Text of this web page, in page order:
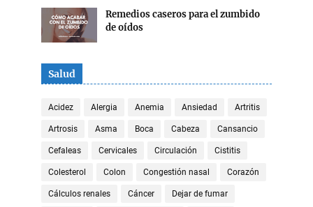
Remedios caseros para el zumbido
de oídos
Salud
Acidez Alergia Anemia Ansiedad Artritis
Artrosis Asma Boca Cabeza Cansancio
Cefaleas Cervicales Circulación Cistitis
Colesterol Colon Congestión nasal Corazón
Cálculos renales Cáncer Dejar de fumar